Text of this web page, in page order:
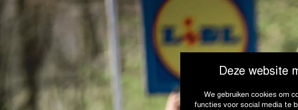
Deze website
We gebruiken cookies om
functies voor social media te